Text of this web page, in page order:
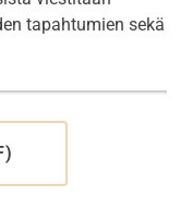
tapahtumien sekä